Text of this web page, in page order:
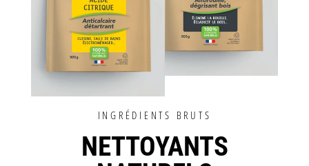
INGRÉDIENTS BRUTS
NETTOYANTS